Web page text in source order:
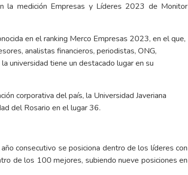
la medición Empresas y Líderes 2023 de Monitor
en el ranking Merco Empresas 2023, en el que,
analistas financieros, periodistas, ONG,
universidad tiene un destacado lugar en su
corporativa del país, la Universidad Javeriana
del Rosario en el lugar 36.
consecutivo se posiciona dentro de los líderes con
de los 100 mejores, subiendo nueve posiciones en